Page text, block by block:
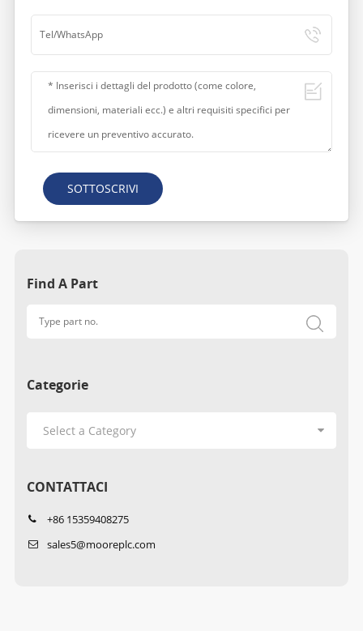
SOTTOSCRIVI
Find A Part
Categorie
CONTATTACI
+86 15359408275
sales5@mooreplc.com